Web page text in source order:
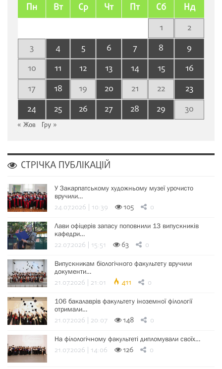
Пн Вт Ср Чт Пт Сб Нд
1
2
3
4 5 6 7 8
9
10
11 12 13 14 15
16
17
18 19 20 21 22
23
24
25 26 27 28 29 30
« Жов Гру »
СТРІЧКА ПУБЛІКАЦІЙ
У Закарпатському художньому музеї урочисто
вручили…
24.07.2026 | 10:39 105 0
Лави офіцерів запасу поповнили 13 випускників
кафедри…
22.07.2026 | 15:51 63 0
Випускникам біологічного факультету вручили
документи…
21.07.2026 | 21:01 411 0
106 бакалаврів факультету іноземної філології
отримали…
21.07.2026 | 20:07 148 0
На філологічному факультеті дипломували своїх…
21.07.2026 | 14:06 126 0